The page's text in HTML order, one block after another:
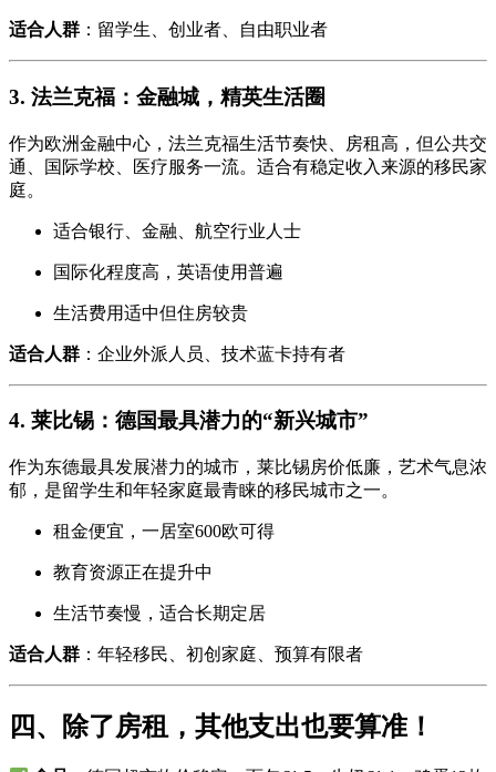
适合人群 ：留学生、创业者、自由职业者
3. 法兰克福：金融城，精英生活圈
作为欧洲金融中心，法兰克福生活节奏快、房租高，但公共交
通、国际学校、医疗服务一流。适合有稳定收入来源的移民家
庭。
适合银行、金融、航空行业人士
国际化程度高，英语使用普遍
生活费用适中但住房较贵
适合人群 ：企业外派人员、技术蓝卡持有者
4. 莱比锡：德国最具潜力的“新兴城市”
作为东德最具发展潜力的城市，莱比锡房价低廉，艺术气息浓
郁，是留学生和年轻家庭最青睐的移民城市之一。
租金便宜，一居室600欧可得
教育资源正在提升中
生活节奏慢，适合长期定居
适合人群 ：年轻移民、初创家庭、预算有限者
四、除了房租，其他支出也要算准！